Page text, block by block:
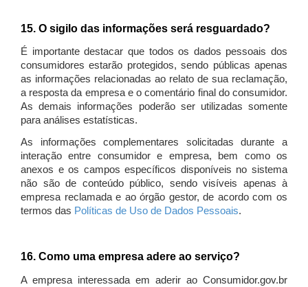
15. O sigilo das informações será resguardado?
É importante destacar que todos os dados pessoais dos
consumidores estarão protegidos, sendo públicas apenas
as informações relacionadas ao relato de sua reclamação,
a resposta da empresa e o comentário final do consumidor.
As demais informações poderão ser utilizadas somente
para análises estatísticas.
As informações complementares solicitadas durante a
interação entre consumidor e empresa, bem como os
anexos e os campos específicos disponíveis no sistema
não são de conteúdo público, sendo visíveis apenas à
empresa reclamada e ao órgão gestor, de acordo com os
termos das Políticas de Uso de Dados Pessoais.
16. Como uma empresa adere ao serviço?
A empresa interessada em aderir ao Consumidor.gov.br